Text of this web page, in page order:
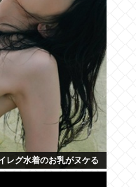
レグ水着のお乳がヌケる